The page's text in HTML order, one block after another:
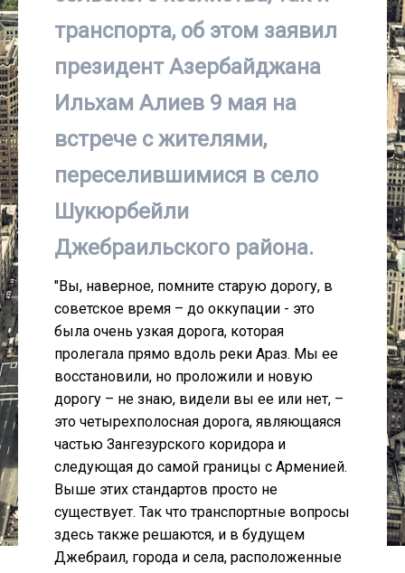
транспорта, об этом заявил
президент Азербайджана
Ильхам Алиев 9 мая на
встрече с жителями,
переселившимися в село
Шукюрбейли
Джебраильского района.
"Вы, наверное, помните старую дорогу, в
советское время – до оккупации - это
была очень узкая дорога, которая
пролегала прямо вдоль реки Араз. Мы ее
восстановили, но проложили и новую
дорогу – не знаю, видели вы ее или нет, –
это четырехполосная дорога, являющаяся
частью Зангезурского коридора и
следующая до самой границы с Арменией.
Выше этих стандартов просто не
существует. Так что транспортные вопросы
здесь также решаются, и в будущем
Джебраил, города и села, расположенные